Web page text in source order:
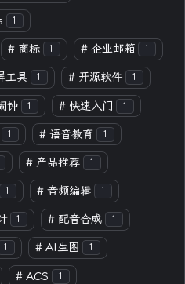
1
# 商标 1 # 企业邮箱 1
工具 1 # 开源软件 1
钟 1 # 快速入门 1
1 # 语音教育 1
# 产品推荐 1
1 # 音频编辑 1
1 # 配音合成 1
1 # AI生图 1
# ACS 1